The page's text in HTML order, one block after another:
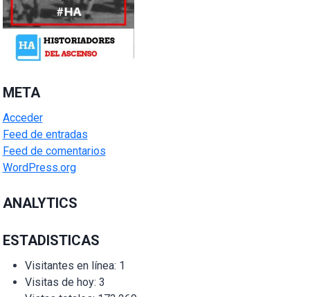
META
Acceder
Feed de entradas
Feed de comentarios
WordPress.org
ANALYTICS
ESTADISTICAS
Visitantes en línea: 1
Visitas de hoy: 3